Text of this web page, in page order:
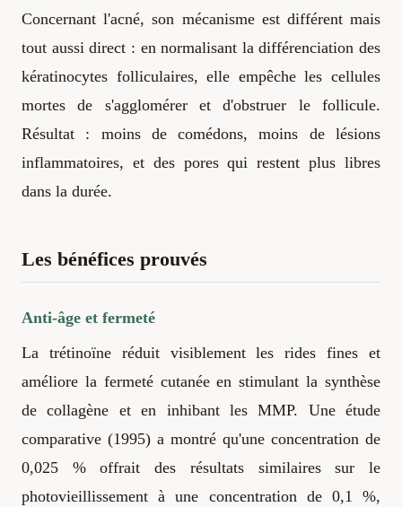
Concernant l'acné, son mécanisme est différent mais
tout aussi direct : en normalisant la différenciation des
kératinocytes folliculaires, elle empêche les cellules
mortes de s'agglomérer et d'obstruer le follicule.
Résultat : moins de comédons, moins de lésions
inflammatoires, et des pores qui restent plus libres
dans la durée.
Les bénéfices prouvés
Anti-âge et fermeté
La trétinoïne réduit visiblement les rides fines et
améliore la fermeté cutanée en stimulant la synthèse
de collagène et en inhibant les MMP. Une étude
comparative (1995) a montré qu'une concentration de
0,025 % offrait des résultats similaires sur le
photovieillissement à une concentration de 0,1 %,